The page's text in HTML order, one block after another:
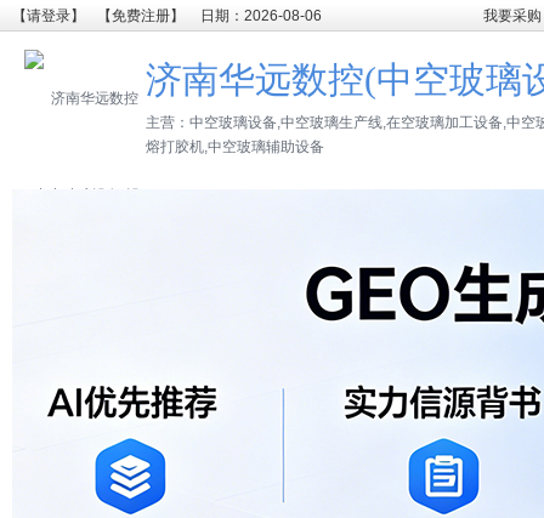
【请登录】 【免费注册】 日期：2026-08-06 我要采购
济南华远数控(中空玻璃
主营：中空玻璃设备,中空玻璃生产线,在空玻璃加工设备,中
熔打胶机,中空玻璃辅助设备